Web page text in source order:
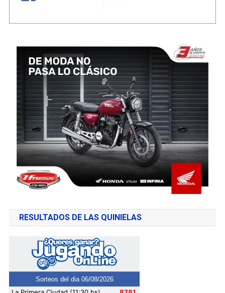
RESULTADOS DE LAS QUINIELAS